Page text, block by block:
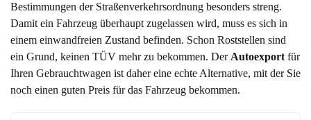
Bestimmungen der Straßenverkehrsordnung besonders streng.
Damit ein Fahrzeug überhaupt zugelassen wird, muss es sich in
einem einwandfreien Zustand befinden. Schon Roststellen sind
ein Grund, keinen TÜV mehr zu bekommen. Der Autoexport für
Ihren Gebrauchtwagen ist daher eine echte Alternative, mit der Sie
noch einen guten Preis für das Fahrzeug bekommen.